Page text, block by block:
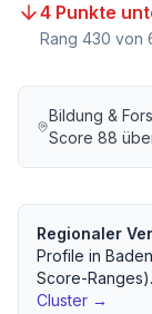
4 Punkte
Rang 430 von
Bildung &
Score 88
Regionaler
Profile in
Score-Ranges).
Cluster →